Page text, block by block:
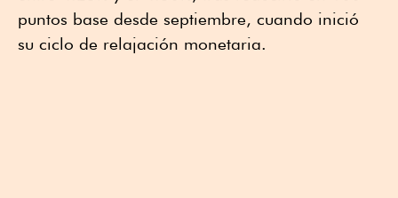
puntos base desde septiembre, cuando inició
su ciclo de relajación monetaria.